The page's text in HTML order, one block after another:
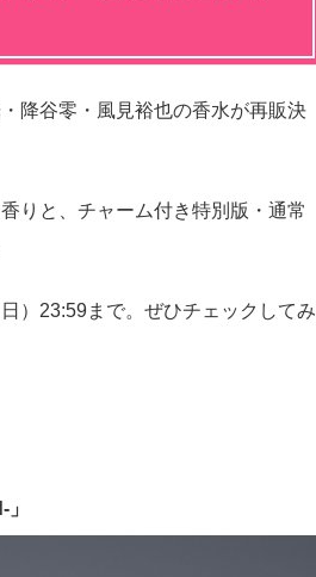
降谷零・風見裕也の香水が再販決
りと、チャーム付き特別版・通常
）23:59まで。ぜひチェックしてみ